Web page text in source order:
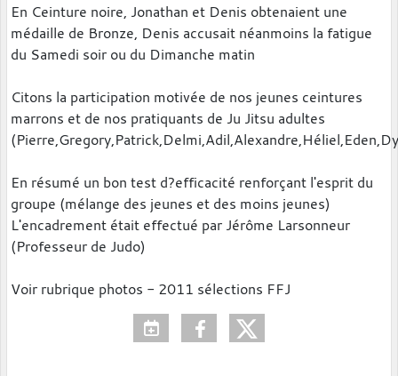
En Ceinture noire, Jonathan et Denis obtenaient une
médaille de Bronze, Denis accusait néanmoins la fatigue
du Samedi soir ou du Dimanche matin
Citons la participation motivée de nos jeunes ceintures
marrons et de nos pratiquants de Ju Jitsu adultes
En résumé un bon test d?efficacité renforçant l'esprit du
groupe (mélange des jeunes et des moins jeunes)
L'encadrement était effectué par Jérôme Larsonneur
(Professeur de Judo)
Voir rubrique photos - 2011 sélections FFJ